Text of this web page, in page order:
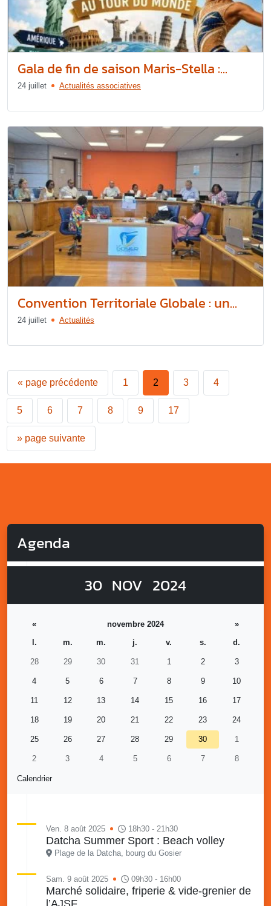
Gala de fin de saison Maris-Stella :...
24 juillet Actualités associatives
Convention Territoriale Globale : un...
24 juillet Actualités
« page précédente 1 2 3 4
5 6 7 8 9 17
» page suivante
Agenda
30 NOV 2024
Calendrier
« novembre 2024
»
l.
m. m. j. v. s. d.
28 29 30 31 1 2 3
4 5 6 7 8 9 10
11 12 13 14 15 16 17
18 19 20 21 22 23 24
25 26 27 28 29 30 1
2 3 4 5 6 7 8
Ven. 8 août 2025 18h30 - 21h30
Datcha Summer Sport : Beach volley
Plage de la Datcha, bourg du Gosier
Sam. 9 août 2025 09h30 - 16h00
Marché solidaire, friperie & vide-grenier de
l’AJSF